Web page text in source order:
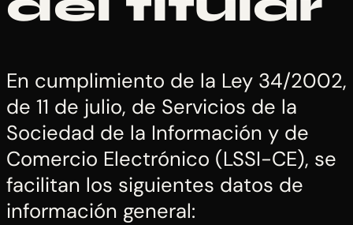
En cumplimiento de la Ley 34/2002,
de 11 de julio, de Servicios de la
Sociedad de la Información y de
Comercio Electrónico (LSSI-CE), se
facilitan los siguientes datos de
información general: